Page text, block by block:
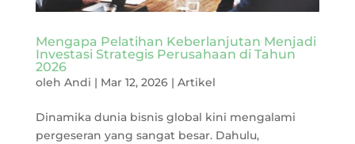
Mengapa Pelatihan Keberlanjutan Menjadi
Investasi Strategis Perusahaan di Tahun
2026
oleh Andi | Mar 12, 2026| Artikel
Dinamika dunia bisnis global kini mengalami
pergeseran yang sangat besar. Dahulu,